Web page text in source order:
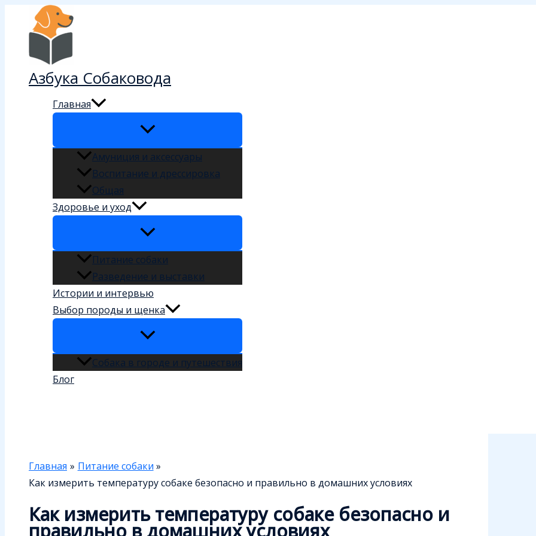
Перейти
Азбука Собаковода
Главная
Амуниция и аксессуары
Воспитание и дрессировка
Общая
Здоровье и уход
Питание собаки
Разведение и выставки
Истории и интервью
Выбор породы и щенка
Собака в городе и путешествия
Блог
Главная
Питание собаки
Как измерить температуру собаке безопасно и правильно в домашних условиях
Как измерить температуру собаке безопасно и
правильно в домашних условиях